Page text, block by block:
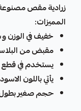
زرادية مقص
المميزات:
خفيف في الوزن
مقبض من
يستخدم في قطع
يأتي باللون الاسود
حجم صغير بطول 11